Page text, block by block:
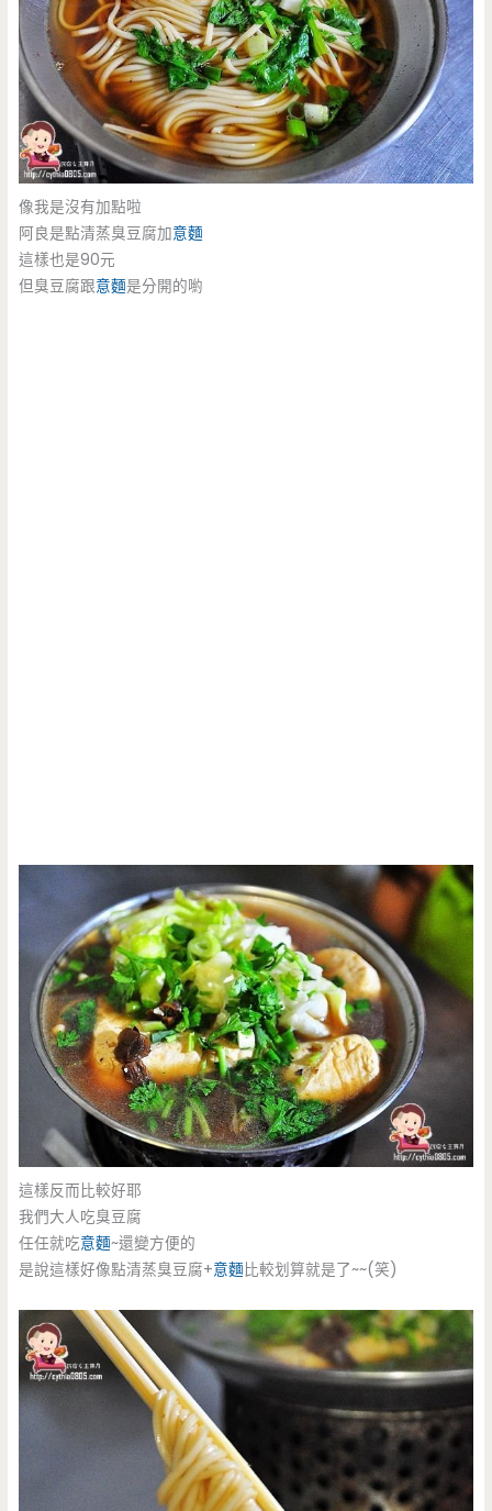
像我是沒有加點啦
阿良是點清蒸臭豆腐加意麵
這樣也是90元
但臭豆腐跟意麵是分開的喲
這樣反而比較好耶
我們大人吃臭豆腐
任任就吃意麵~還變方便的
是說這樣好像點清蒸臭豆腐+意麵比較划算就是了~~(笑)